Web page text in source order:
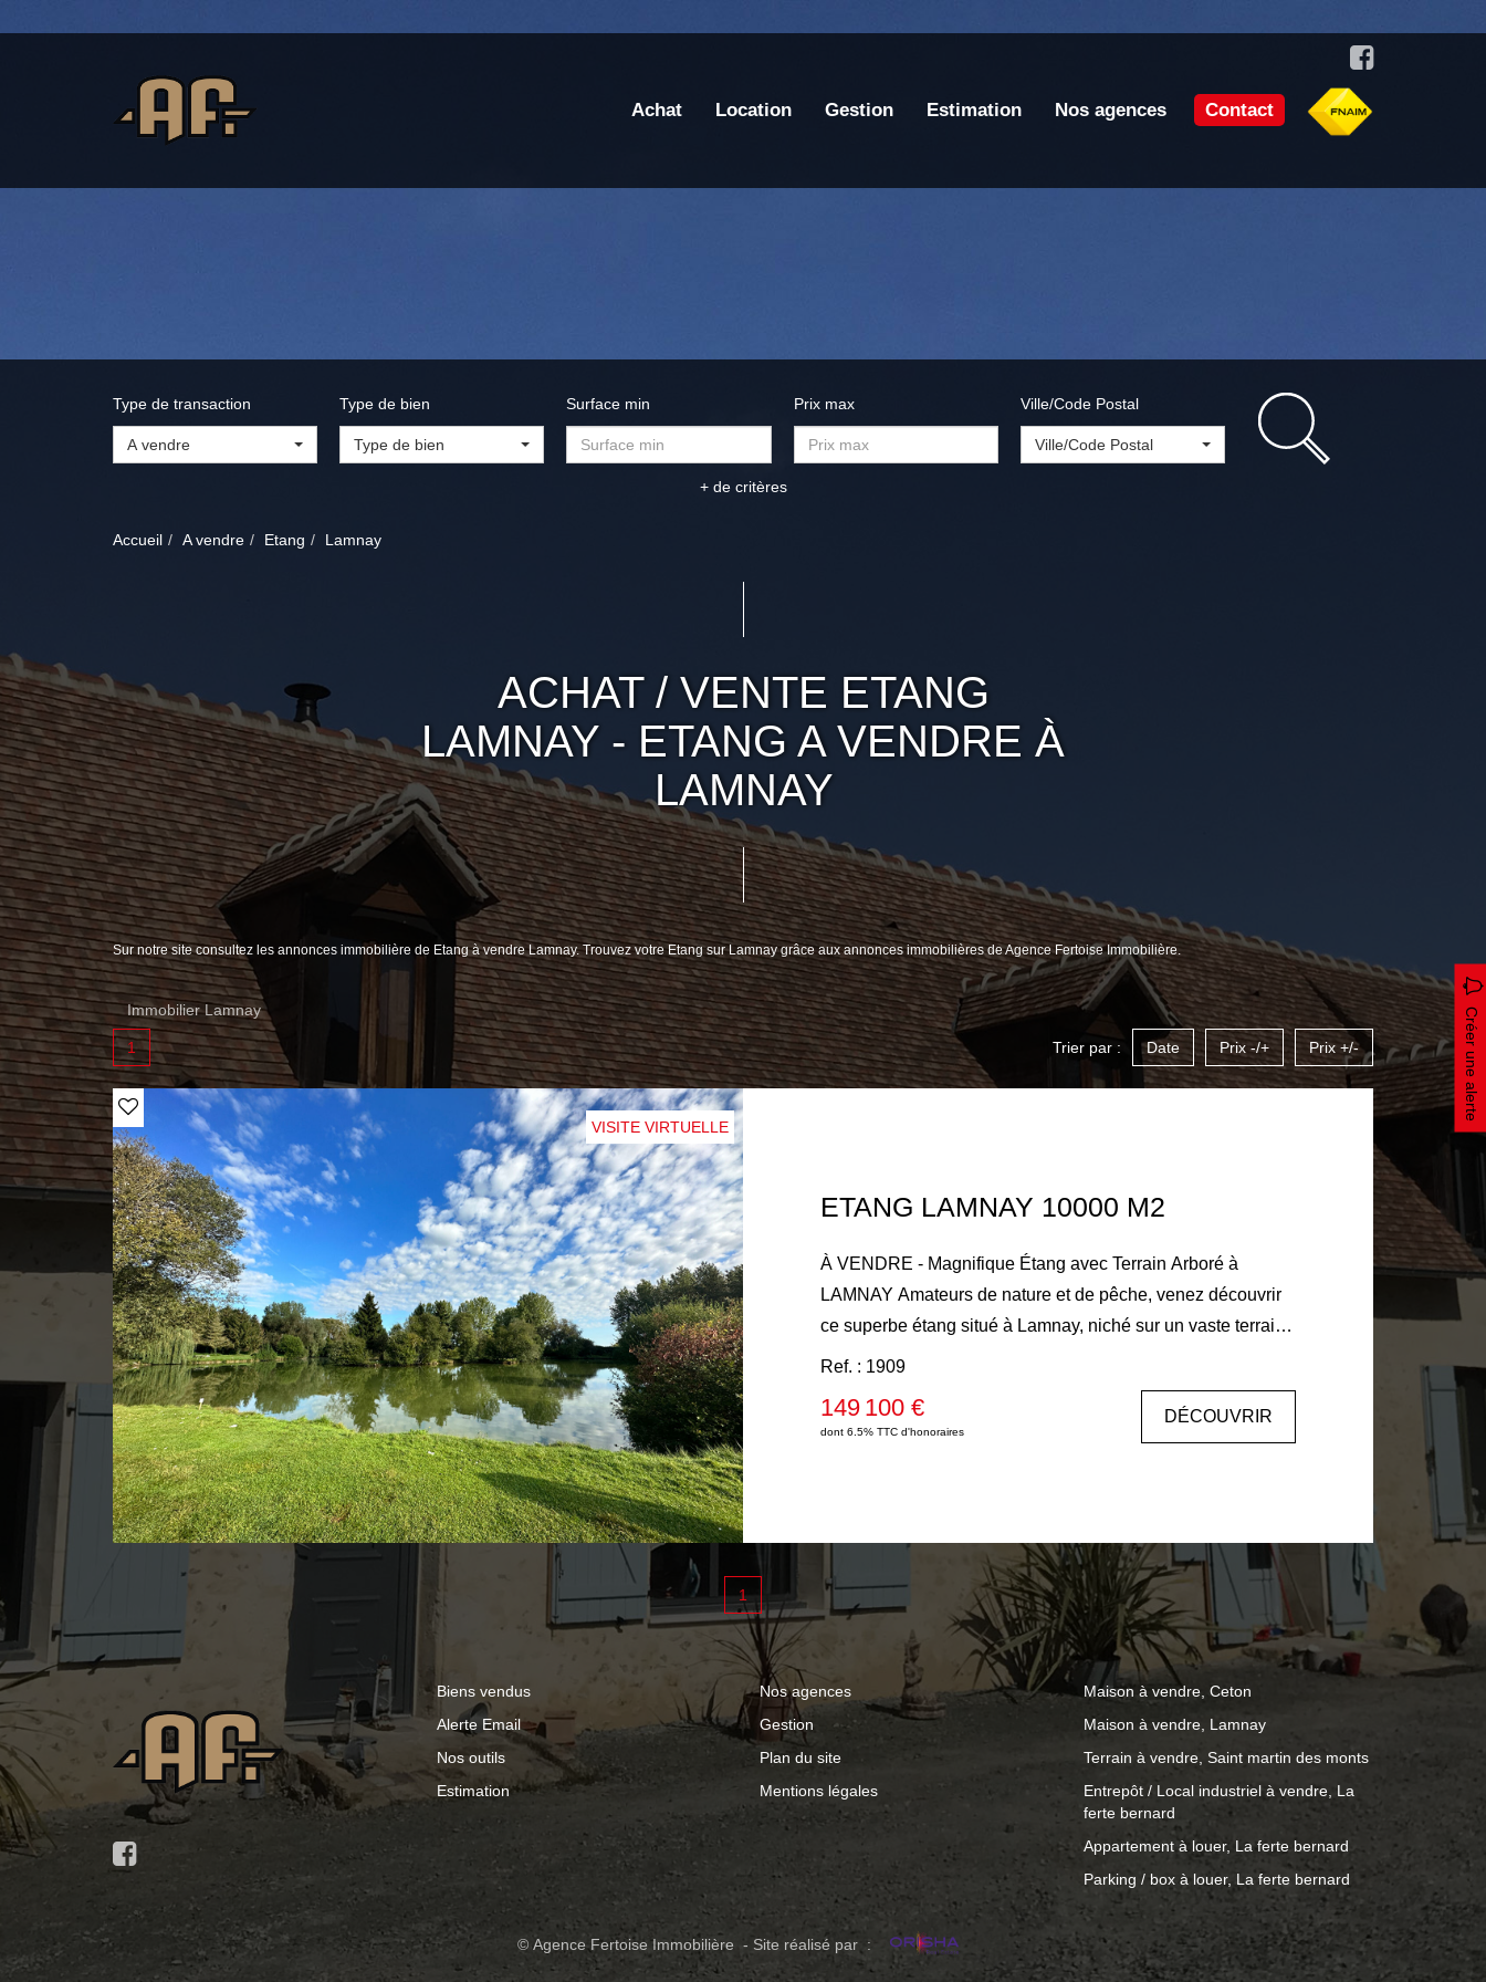
Achat Location Gestion Estimation Nos agences Contact
Type de transaction
A vendre
Type de bien
Type de bien
Surface min Prix max Ville/Code Postal
Ville/Code Postal
+ de critères
Accueil A vendre Etang Lamnay
ACHAT / VENTE ETANG
LAMNAY - ETANG A VENDRE À
LAMNAY
Sur notre site consultez les annonces immobilière de Etang à vendre Lamnay. Trouvez votre Etang sur Lamnay grâce aux annonces immobilières de Agence Fertoise Immobilière.
Immobilier Lamnay Créer une alerte
1 Trier par : Date Prix -/+ Prix +/-
VISITE VIRTUELLE
ETANG LAMNAY 10000 M2
À VENDRE - Magnifique Étang avec Terrain Arboré à
LAMNAY Amateurs de nature et de pêche, venez découvrir
ce superbe étang situé à Lamnay, niché sur un vaste terrain
arboré de 25 730 m² offrant calme et sérénité. Description du
bien : Bel étang poissonneux d'environ 10 000 m² avec trop-
plein, peuplé de carpes, gardons et perches. Dépendance
de 50 m² avec alimentation en eau et WC, idéale pour se
amoureux de la nature et les passionnés de pêche.
Intéressé(e) ? Contactez-nous dès maintenant pour plus
d'informations ou pour organiser une visite !
Ref. : 1909
149 100 €
dont 6.5% TTC d'honoraires
DÉCOUVRIR
1
Biens vendus
Alerte Email
Nos outils
Estimation
Nos agences
Gestion
Plan du site
Mentions légales
Maison à vendre, Ceton
Maison à vendre, Lamnay
Terrain à vendre, Saint martin des monts
Entrepôt / Local industriel à vendre, La
ferte bernard
Appartement à louer, La ferte bernard
Parking / box à louer, La ferte bernard
© Agence Fertoise Immobilière - Site réalisé par :